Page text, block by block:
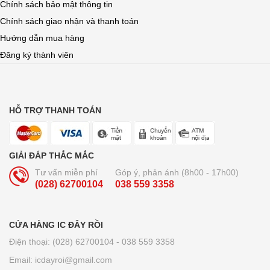
Chính sách bảo mật thông tin
Chính sách giao nhận và thanh toán
Hướng dẫn mua hàng
Đăng ký thành viên
HỖ TRỢ THANH TOÁN
GIẢI ĐÁP THẮC MẮC
Tư vấn miễn phí
(028) 62700104
Góp ý, phản ánh (8h00 - 17h00)
038 559 3358
CỬA HÀNG IC ĐÂY RỒI
Điện thoại: (028) 62700104 - 038 559 3358
Email: icdayroi@gmail.com